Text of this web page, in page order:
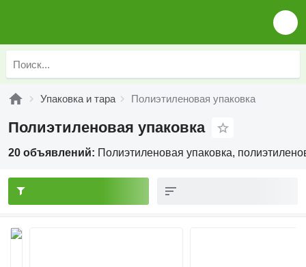
Упаковка и тара Полиэтиленовая упаковка
Полиэтиленовая упаковка
20 объявлений: Полиэтиленовая упаковка,